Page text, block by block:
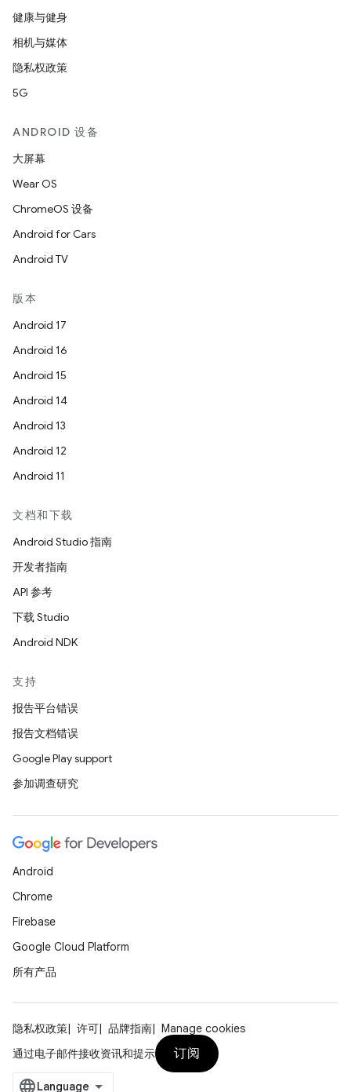
健康与健身
相机与媒体
隐私权政策
5G
ANDROID 设备
大屏幕
Wear OS
ChromeOS 设备
Android for Cars
Android TV
版本
Android 17
Android 16
Android 15
Android 14
Android 13
Android 12
Android 11
文档和下载
Android Studio 指南
开发者指南
API 参考
下载 Studio
Android NDK
支持
报告平台错误
报告文档错误
Google Play support
参加调查研究
Android
Chrome
Firebase
Google Cloud Platform
所有产品
隐私权政策 许可 品牌指南
Manage cookies
通过电子邮件接收资讯和提示
订阅